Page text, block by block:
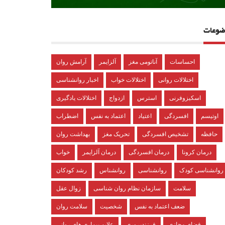
آرامش روان آلزایمر آناتومی مغز احساسات
اخبار روانشناسی اختلالات خواب اختلالات روانی
اختلالات یادگیری ازدواج استرس اسکیزوفرنی
اضطراب اعتماد به نفس اعتیاد افسردگی اوتیسم
بهداشت روان تحریک مغز تشخیص افسردگی حافظه
خواب درمان آلزایمر درمان افسردگی درمان کرونا
رشد کودکان روانشناس روانشناسی روانشناسی کودک
زوال عقل سازمان نظام روان شناسی سلامت
سلامت روان شخصیت ضعف اعتماد به نفس